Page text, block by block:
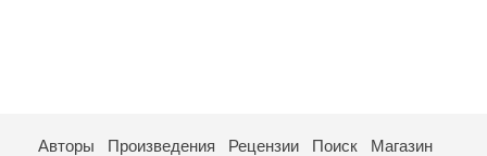
Авторы Произведения Рецензии Поиск
Магазин